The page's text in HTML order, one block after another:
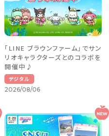
「LINE ブラウンファーム」でサン
リオキャラクターズとのコラボを
開催中♪
デジタル
2026/08/06